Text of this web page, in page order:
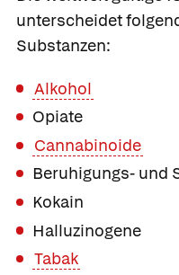
unterscheidet
Substanzen:
Alkohol
Opiate
Cannabinoide
Beruhigungs- und
Kokain
Halluzinogene
Tabak